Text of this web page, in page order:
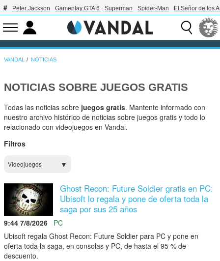
Peter Jackson Gameplay GTA 6 Superman Spider-Man El Señor de los
VANDAL NOTICIAS
NOTICIAS SOBRE JUEGOS GRATIS
Todas las noticias sobre juegos gratis. Mantente informado con
nuestro archivo histórico de noticias sobre juegos gratis y todo lo
relacionado con videojuegos en Vandal.
Filtros
Videojuegos
Ghost Recon: Future Soldier gratis en PC:
Ubisoft lo regala y pone de oferta toda la
saga por sus 25 años
9:44 7/8/2026
PC
Ubisoft regala Ghost Recon: Future Soldier para PC y pone en
oferta toda la saga, en consolas y PC, de hasta el 95 % de
descuento.